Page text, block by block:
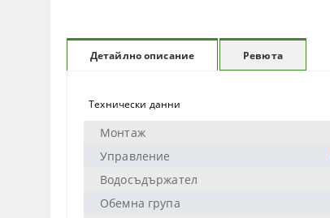
Детайлно описание Ревюта
Технически данни
Монтаж
Управление
Водосъдържател
Обемна група